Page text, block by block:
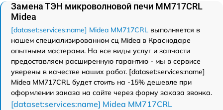
Замена ТЭН микроволновой печи MM717CRL
Midea
[dataset:services:name] Midea MM717CRL выполняется в
нашем специализированном сц Midea в Краснодаре
опытными мастерами. На все виды услуг и запчасти
предоставляем расширенную гарантию - мы в сервисе
уверены в качестве наших работ. [dataset:services:name]
Midea MM717CRL будет стоить на -15% дешевле при
оформлении заказа на сайте через форму заказа звонка.
[dataset:services:name] Midea MM717CRL